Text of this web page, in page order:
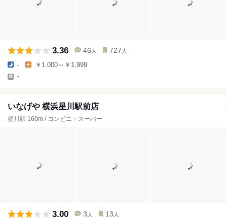
3.36 46 人 727 人
- ￥1,000～￥1,999
-
いなげや 横浜星川駅前店
星川駅 160m / コンビニ・スーパー
3.00 3 人 13 人